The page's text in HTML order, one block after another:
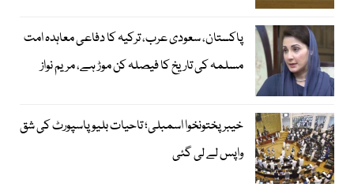
پاکستان، سعودی عرب، ترکیہ کا دفاعی معاہدہ امت
مسلمہ کی تاریخ کا فیصلہ کن موڑ ہے، مریم نواز
خیبرپختونخوا اسمبلی؛ تاحیات بلیو پاسپورٹ کی شق
واپس لے لی گئی